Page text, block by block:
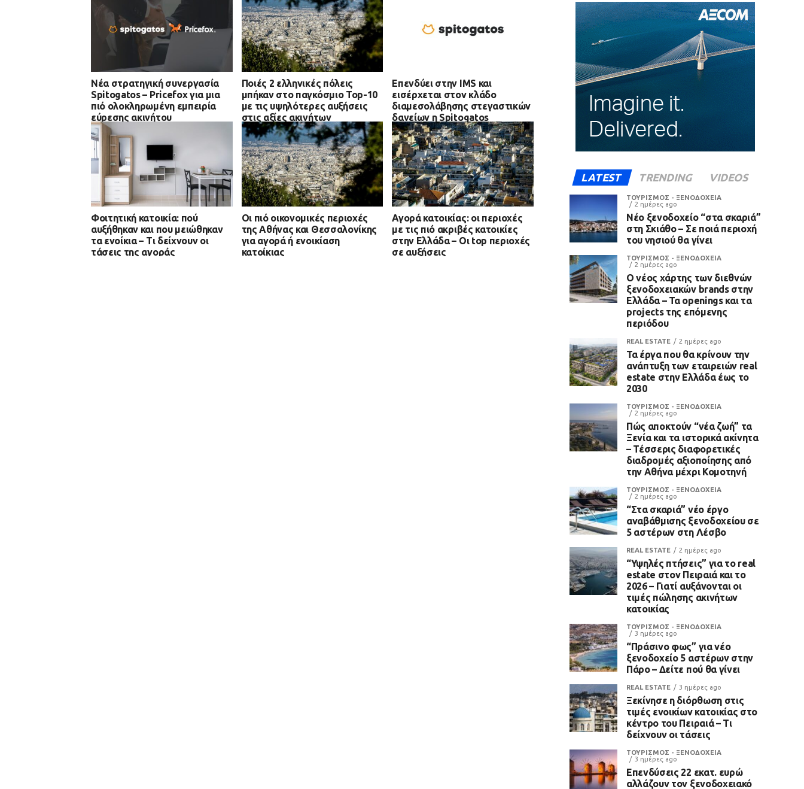
Νέα στρατηγική συνεργασία
Spitogatos – Pricefox για μια
πιό ολοκληρωμένη εμπειρία
εύρεσης ακινήτου
Ποιές 2 ελληνικές πόλεις
μπήκαν στο παγκόσμιο Top-10
με τις υψηλότερες αυξήσεις
στις αξίες ακινήτων
Επενδύει στην IMS και
εισέρχεται στον κλάδο
διαμεσολάβησης στεγαστικών
δανείων η Spitogatos
Φοιτητική κατοικία: πού
αυξήθηκαν και που μειώθηκαν
τα ενοίκια – Τι δείχνουν οι
τάσεις της αγοράς
Οι πιό οικονομικές περιοχές
της Αθήνας και Θεσσαλονίκης
για αγορά ή ενοικίαση
κατοίκιας
Αγορά κατοικίας: οι περιοχές
με τις πιό ακριβές κατοικίες
στην Ελλάδα – Οι top περιοχές
σε αυξήσεις
LATEST TRENDING VIDEOS
ΤΟΥΡΙΣΜΟΣ - ΞΕΝΟΔΟΧΕΙΑ
2 ημέρες ago
Νέο ξενοδοχείο “στα σκαριά”
στη Σκιάθο – Σε ποιά περιοχή
του νησιού θα γίνει
ΤΟΥΡΙΣΜΟΣ - ΞΕΝΟΔΟΧΕΙΑ
2 ημέρες ago
Ο νέος χάρτης των διεθνών
ξενοδοχειακών brands στην
Ελλάδα – Τα openings και τα
projects της επόμενης
περιόδου
REAL ESTATE 2 ημέρες ago
Τα έργα που θα κρίνουν την
ανάπτυξη των εταιρειών real
estate στην Ελλάδα έως το
2030
ΤΟΥΡΙΣΜΟΣ - ΞΕΝΟΔΟΧΕΙΑ
2 ημέρες ago
Πώς αποκτούν “νέα ζωή” τα
Ξενία και τα ιστορικά ακίνητα
– Τέσσερις διαφορετικές
διαδρομές αξιοποίησης από
την Αθήνα μέχρι Κομοτηνή
ΤΟΥΡΙΣΜΟΣ - ΞΕΝΟΔΟΧΕΙΑ
2 ημέρες ago
“Στα σκαριά” νέο έργο
αναβάθμισης ξενοδοχείου σε
5 αστέρων στη Λέσβο
REAL ESTATE 2 ημέρες ago
“Υψηλές πτήσεις” για το real
estate στον Πειραιά και το
2026 – Γιατί αυξάνονται οι
τιμές πώλησης ακινήτων
κατοικίας
ΤΟΥΡΙΣΜΟΣ - ΞΕΝΟΔΟΧΕΙΑ
3 ημέρες ago
“Πράσινο φως” για νέο
ξενοδοχείο 5 αστέρων στην
Πάρο – Δείτε πού θα γίνει
REAL ESTATE 3 ημέρες ago
Ξεκίνησε η διόρθωση στις
τιμές ενοικίων κατοικίας στο
κέντρο του Πειραιά – Τι
δείχνουν οι τάσεις
ΤΟΥΡΙΣΜΟΣ - ΞΕΝΟΔΟΧΕΙΑ
3 ημέρες ago
Επενδύσεις 22 εκατ. ευρώ
αλλάζουν τον ξενοδοχειακό